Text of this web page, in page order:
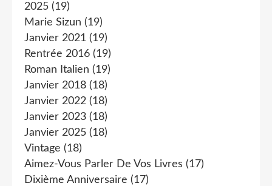
2025 (19)
Marie Sizun (19)
Janvier 2021 (19)
Rentrée 2016 (19)
Roman Italien (19)
Janvier 2018 (18)
Janvier 2022 (18)
Janvier 2023 (18)
Janvier 2025 (18)
Vintage (18)
Aimez-Vous Parler De Vos Livres (17)
Dixième Anniversaire (17)